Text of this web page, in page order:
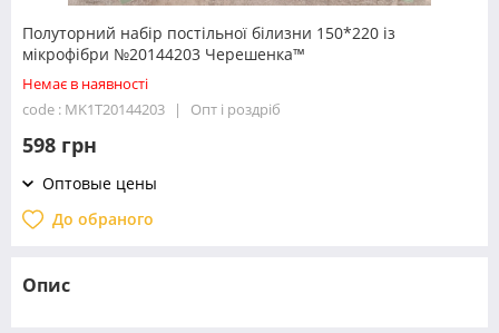
Полуторний набір постільної білизни 150*220 із
мікрофібри №20144203 Черешенка™
Немає в наявності
code : MK1T20144203
Опт і роздріб
598 грн
Оптовые цены
До обраного
Опис